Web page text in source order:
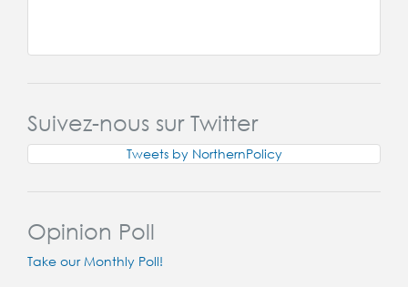
Suivez-nous sur Twitter
Tweets by NorthernPolicy
Opinion Poll
Take our Monthly Poll!